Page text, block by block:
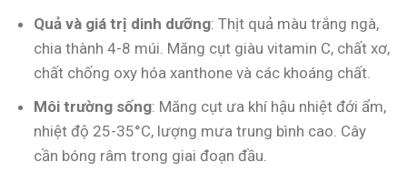
Quả và giá trị dinh dưỡng: Thịt quả màu trắng ngà,
chia thành 4-8 múi. Măng cụt giàu vitamin C, chất xơ,
chất chống oxy hóa xanthone và các khoáng chất.
Môi trường sống: Măng cụt ưa khí hậu nhiệt đới ẩm,
nhiệt độ 25-35°C, lượng mưa trung bình cao. Cây
cần bóng râm trong giai đoạn đầu.